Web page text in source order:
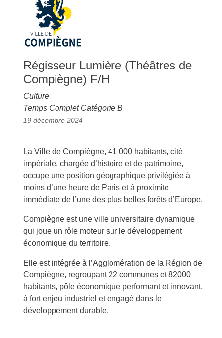
Régisseur Lumière (Théâtres de
Compiègne) F/H
Culture
Temps Complet Catégorie B
19 décembre 2024
La Ville de Compiègne, 41 000 habitants, cité
impériale, chargée d’histoire et de patrimoine,
occupe une position géographique privilégiée à
moins d’une heure de Paris et à proximité
immédiate de l’une des plus belles forêts d’Europe.
Compiègne est une ville universitaire dynamique
qui joue un rôle moteur sur le développement
économique du territoire.
Elle est intégrée à l’Agglomération de la Région de
Compiègne, regroupant 22 communes et 82000
habitants, pôle économique performant et innovant,
à fort enjeu industriel et engagé dans le
développement durable.